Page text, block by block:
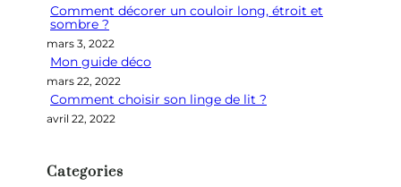
Comment décorer un couloir long, étroit et
sombre ?
mars 3, 2022
Mon guide déco
mars 22, 2022
Comment choisir son linge de lit ?
avril 22, 2022
Categories